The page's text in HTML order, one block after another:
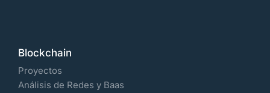
Blockchain
Proyectos
Análisis de Redes y Baas